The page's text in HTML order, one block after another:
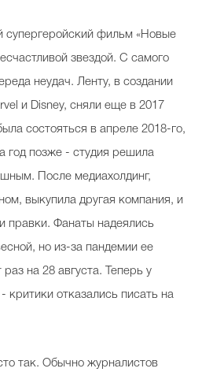
супергеройский фильм «Новые
звездой. С самого
неудач. Ленту, в создании
и Disney, сняли еще в 2017
состояться в апреле 2018-го,
год позже - студия решила
После медиахолдинг,
выкупила другая компания, и
правки. Фанаты надеялись
но из-за пандемии ее
на 28 августа. Теперь у
отказались писать на
так. Обычно журналистов